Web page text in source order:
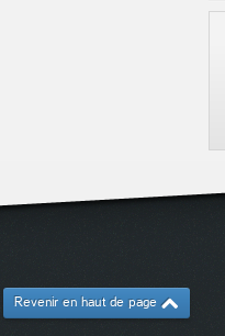
Revenir en haut de page